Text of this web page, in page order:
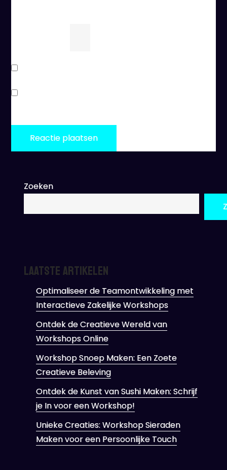
Zoeken
Laatste artikelen
Optimaliseer de Teamontwikkeling met
Interactieve Zakelijke Workshops
Ontdek de Creatieve Wereld van
Workshops Online
Workshop Snoep Maken: Een Zoete
Creatieve Beleving
Ontdek de Kunst van Sushi Maken: Schrijf
je In voor een Workshop!
Unieke Creaties: Workshop Sieraden
Maken voor een Persoonlijke Touch